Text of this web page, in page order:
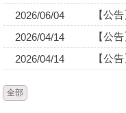
2026/06/04
【公
2026/04/14
【公
2026/04/14
【公
全部